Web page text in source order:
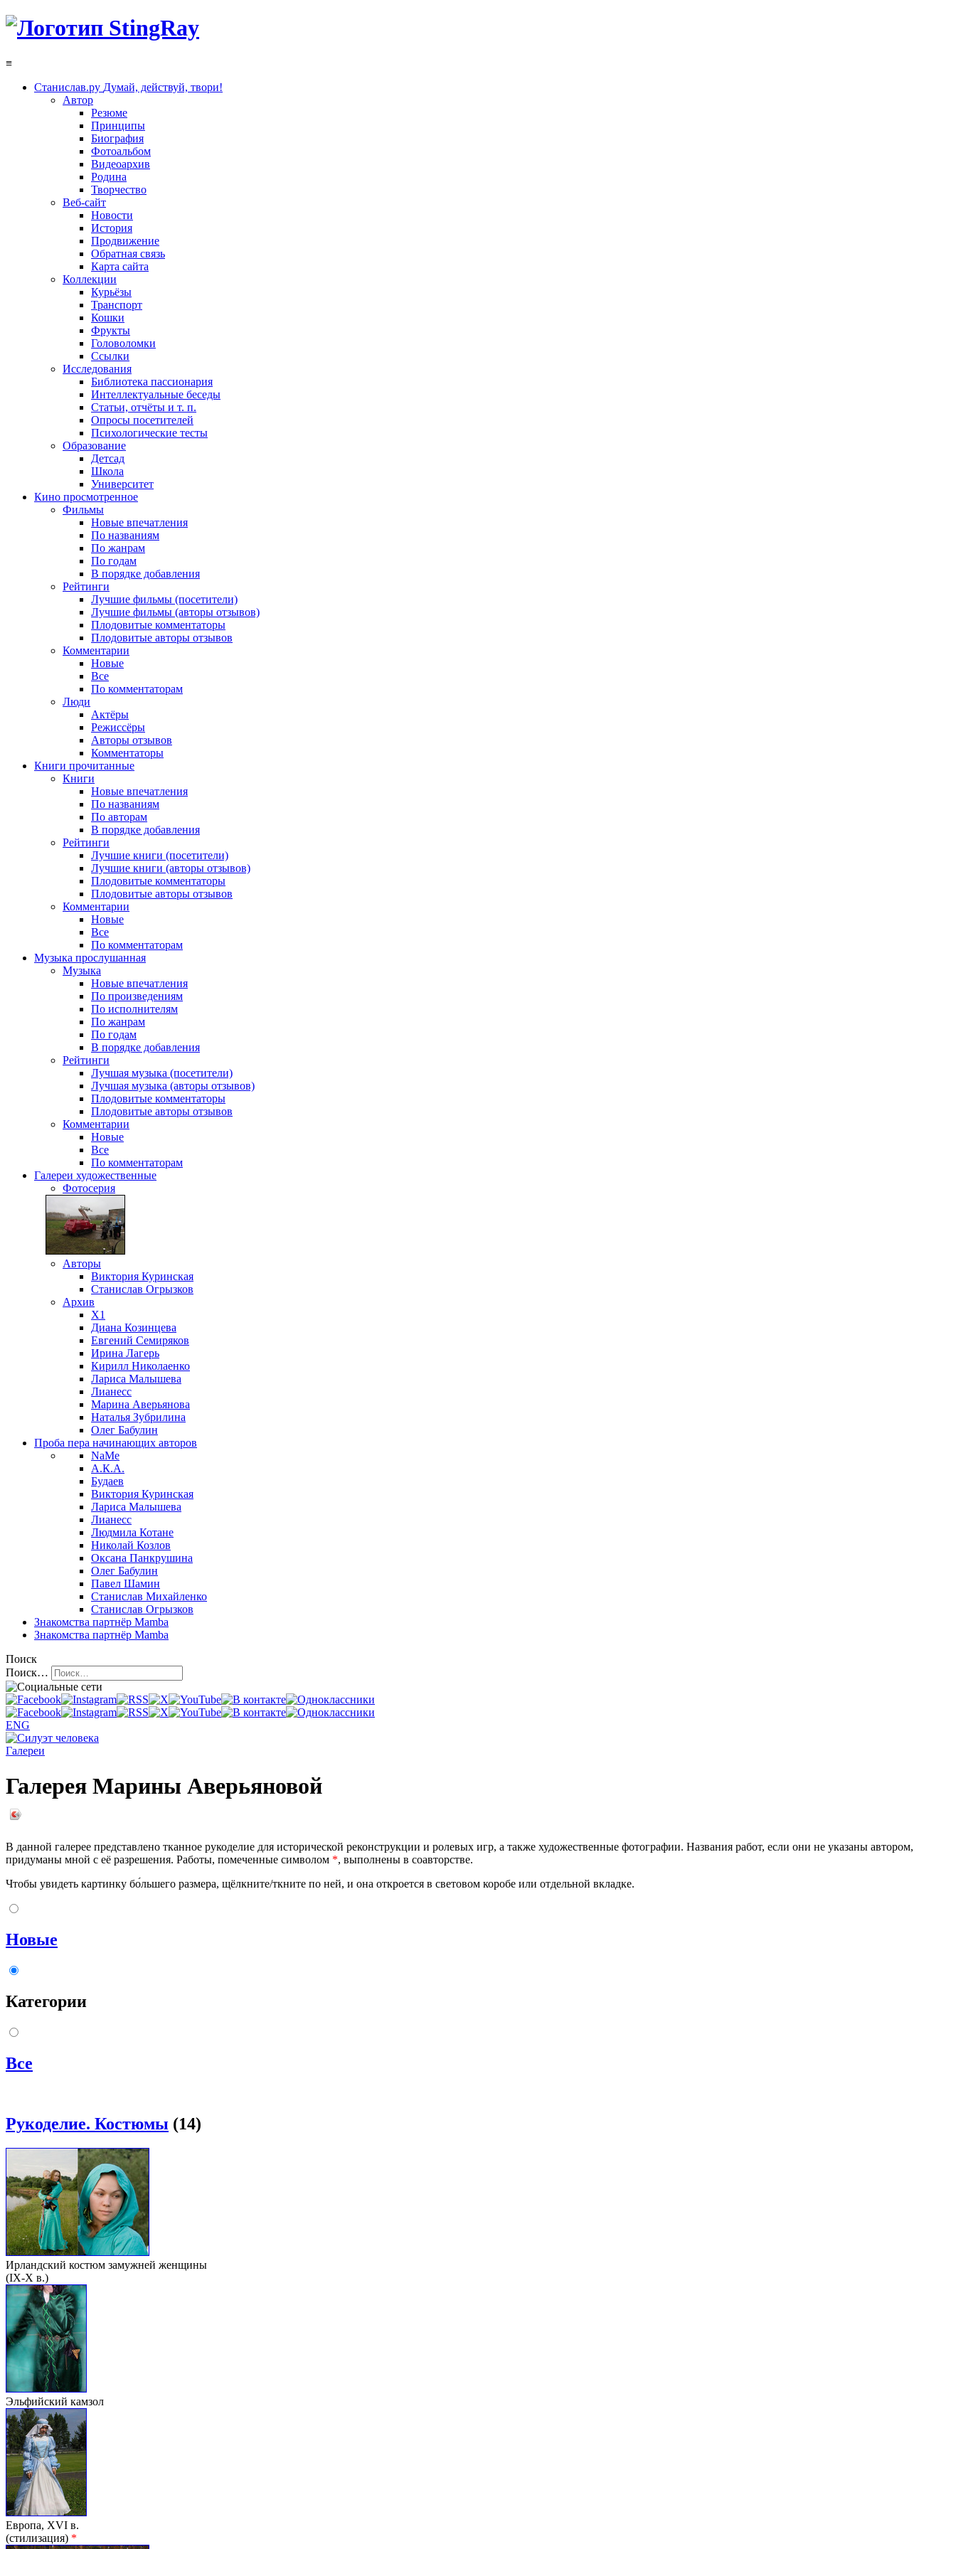
≡
Станислав.ру Думай, действуй, твори!
Автор
Резюме
Принципы
Биография
Фотоальбом
Видеоархив
Родина
Творчество
Веб-сайт
Новости
История
Продвижение
Обратная связь
Карта сайта
Коллекции
Курьёзы
Транспорт
Кошки
Фрукты
Головоломки
Ссылки
Исследования
Библиотека пассионария
Интеллектуальные беседы
Статьи, отчёты и т. п.
Опросы посетителей
Психологические тесты
Образование
Детсад
Школа
Университет
Кино просмотренное
Фильмы
Новые впечатления
По названиям
По жанрам
По годам
В порядке добавления
Рейтинги
Лучшие фильмы (посетители)
Лучшие фильмы (авторы отзывов)
Плодовитые комментаторы
Плодовитые авторы отзывов
Комментарии
Новые
Все
По комментаторам
Люди
Актёры
Режиссёры
Авторы отзывов
Комментаторы
Книги прочитанные
Книги
Новые впечатления
По названиям
По авторам
В порядке добавления
Рейтинги
Лучшие книги (посетители)
Лучшие книги (авторы отзывов)
Плодовитые комментаторы
Плодовитые авторы отзывов
Комментарии
Новые
Все
По комментаторам
Музыка прослушанная
Музыка
Новые впечатления
По произведениям
По исполнителям
По жанрам
По годам
В порядке добавления
Рейтинги
Лучшая музыка (посетители)
Лучшая музыка (авторы отзывов)
Плодовитые комментаторы
Плодовитые авторы отзывов
Комментарии
Новые
Все
По комментаторам
Галереи художественные
Фотосерия
Авторы
Виктория Куринская
Станислав Огрызков
Архив
X1
Диана Козинцева
Евгений Семиряков
Ирина Лагерь
Кирилл Николаенко
Лариса Малышева
Лианесс
Марина Аверьянова
Наталья Зубрилина
Олег Бабулин
Проба пера начинающих авторов
NaMe
А.К.А.
Будаев
Виктория Куринская
Лариса Малышева
Лианесс
Людмила Котане
Николай Козлов
Оксана Панкрушина
Олег Бабулин
Павел Шамин
Станислав Михайленко
Станислав Огрызков
Знакомства партнёр Mamba
Знакомства партнёр Mamba
Поиск
Поиск…
ENG
Галереи
Галерея Марины Аверьяновой
В данной галерее представлено тканное рукоделие для исторической реконструкции и ролевых игр, а также художественные фотографии. Названия работ, если они не указаны автором,
придуманы мной с её разрешения. Работы, помеченные символом *, выполнены в соавторстве.
Чтобы увидеть картинку бо́льшего размера, щёлкните/ткните по ней, и она откроется в световом коробе или отдельной вкладке.
Новые
Категории
Все
Рукоделие. Костюмы (14)
Ирландский костюм замужней женщины
(IX-X в.)
Эльфийский камзол
Европа, XVI в.
(стилизация) *